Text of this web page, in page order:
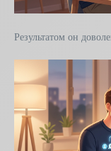
Результатом он